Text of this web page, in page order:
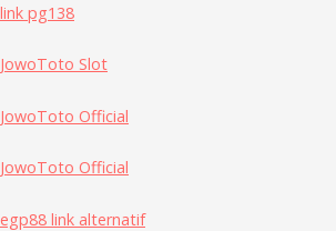
link pg138
JowoToto Slot
JowoToto Official
JowoToto Official
egp88 link alternatif